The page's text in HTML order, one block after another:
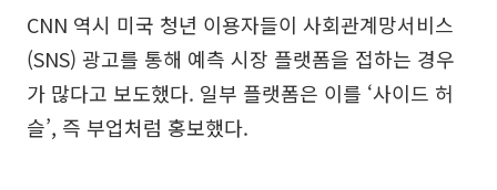
CNN 역시 미국 청년 이용자들이 사회관계망서비스
(SNS) 광고를 통해 예측 시장 플랫폼을 접하는 경우
가 많다고 보도했다. 일부 플랫폼은 이를 ‘사이드 허
슬’, 즉 부업처럼 홍보했다.